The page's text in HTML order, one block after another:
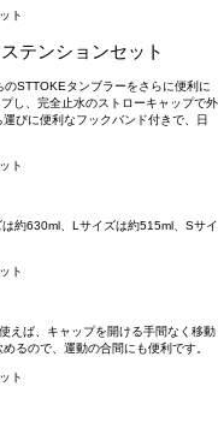
テンションセット
STTOKEタンブラーをさらに便利に
し、完全止水のストローキャップで外
びに便利なフックバンド付きで、日
約630ml、Lサイズは約515ml、Sサイ
えば、キャップを開ける手間なく移動
るので、運動の合間にも便利です。